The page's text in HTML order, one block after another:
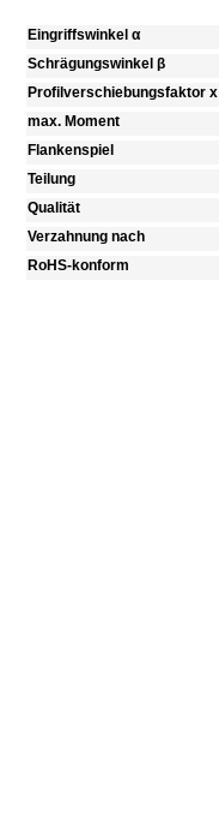
Eingriffswinkel α
Schrägungswinkel β
Profilverschiebungsfaktor x
max. Moment
Flankenspiel
Teilung
Qualität
Verzahnung nach
RoHS-konform